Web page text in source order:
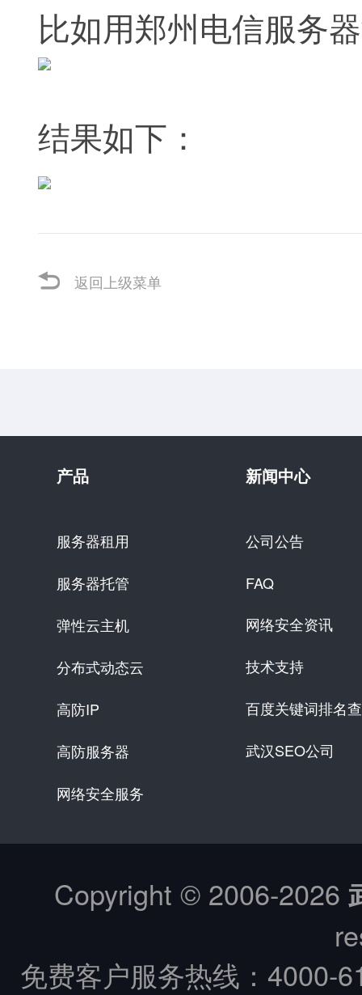
比如用郑州电信服务
结果如下：
返回上级菜单
产品
服务器租用
服务器托管
弹性云主机
分布式动态云
高防IP
高防服务器
网络安全服务
新闻中心
公司公告
FAQ
网络安全资讯
技术支持
百度关键词排名
武汉SEO公司
Copyright © 2006-2026
免费客户服务热线： 4000-